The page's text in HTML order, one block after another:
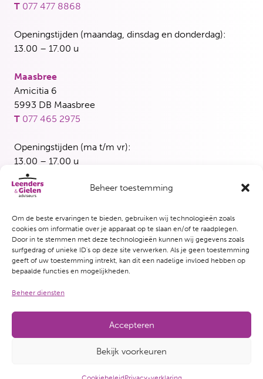
Beheer toestemming
Om de beste ervaringen te bieden, gebruiken wij technologieën zoals
cookies om informatie over je apparaat op te slaan en/of te raadplegen.
Door in te stemmen met deze technologieën kunnen wij gegevens zoals
surfgedrag of unieke ID's op deze site verwerken. Als je geen toestemming
geeft of uw toestemming intrekt, kan dit een nadelige invloed hebben op
bepaalde functies en mogelijkheden.
Beheer diensten
Accepteren
Bekijk voorkeuren
T 077 477 8868
Openingstijden (maandag, dinsdag en donderdag):
13.00 – 17.00 u
Maasbree
Amicitia 6
5993 DB Maasbree
T 077 465 2975
Openingstijden (ma t/m vr):
13.00 – 17.00 u
Blerick
5921 EH Venlo
T 077 382 5339
Openingstijden (woensdag en vrijdag):
13.00 – 17.00 u
Disclaimer Cookie-policy